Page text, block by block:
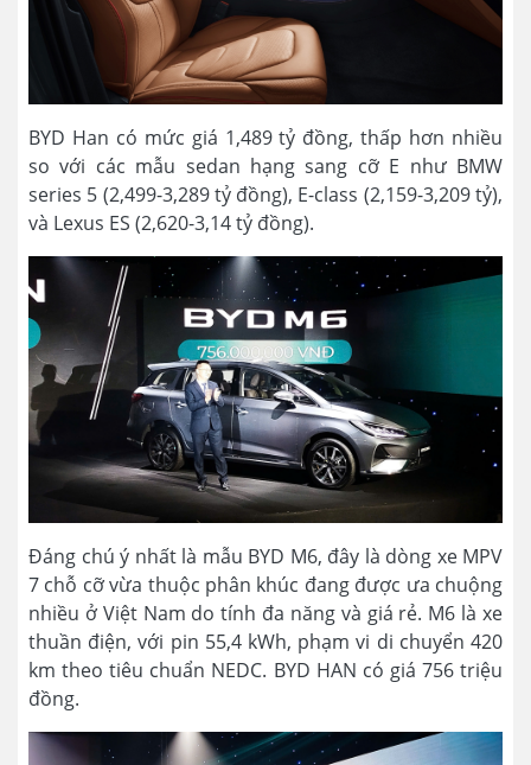
BYD Han có mức giá 1,489 tỷ đồng, thấp hơn nhiều
so với các mẫu sedan hạng sang cỡ E như BMW
series 5 (2,499-3,289 tỷ đồng), E-class (2,159-3,209 tỷ),
và Lexus ES (2,620-3,14 tỷ đồng).
Đáng chú ý nhất là mẫu BYD M6, đây là dòng xe MPV
7 chỗ cỡ vừa thuộc phân khúc đang được ưa chuộng
nhiều ở Việt Nam do tính đa năng và giá rẻ. M6 là xe
thuần điện, với pin 55,4 kWh, phạm vi di chuyển 420
km theo tiêu chuẩn NEDC. BYD HAN có giá 756 triệu
đồng.